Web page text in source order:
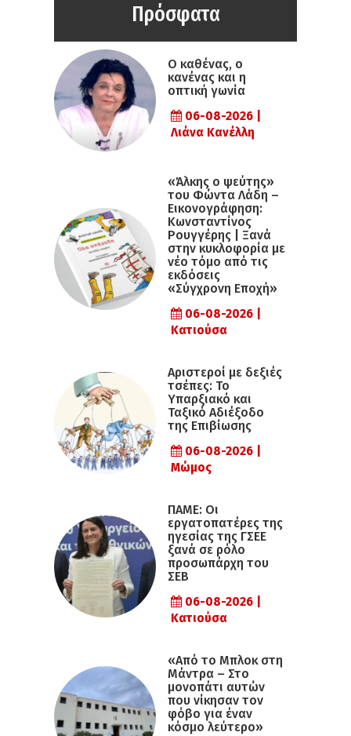
Πρόσφατα
Ο καθένας, ο
κανένας και η
οπτική γωνία
06-08-2026 |
Λιάνα Κανέλλη
«Άλκης ο ψεύτης»
του Φώντα Λάδη –
Εικονογράφηση:
Κωνσταντίνος
Ρουγγέρης | Ξανά
στην κυκλοφορία με
νέο τόμο από τις
εκδόσεις
«Σύγχρονη Εποχή»
06-08-2026 |
Κατιούσα
Αριστεροί με δεξιές
τσέπες: Το
Υπαρξιακό και
Ταξικό Αδιέξοδο
της Επιβίωσης
06-08-2026 |
Μώμος
ΠΑΜΕ: Οι
εργατοπατέρες της
ηγεσίας της ΓΣΕΕ
ξανά σε ρόλο
προσωπάρχη του
ΣΕΒ
06-08-2026 |
Κατιούσα
«Από το Μπλοκ στη
Μάντρα – Στο
μονοπάτι αυτών
που νίκησαν τον
φόβο για έναν
κόσμο λεύτερο»